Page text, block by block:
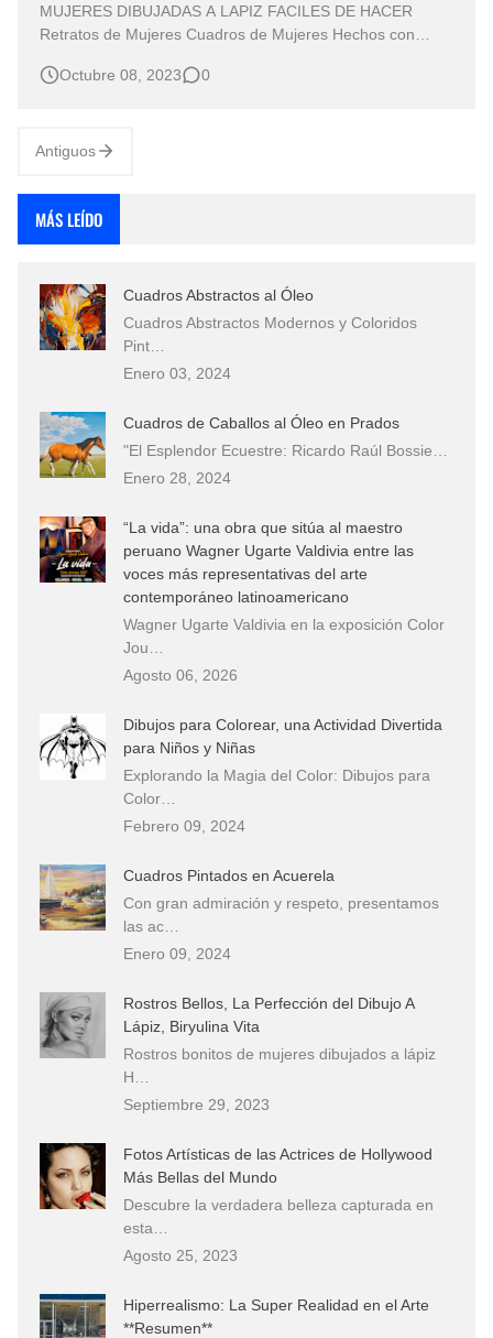
MUJERES DIBUJADAS A LAPIZ FACILES DE HACER
Retratos de Mujeres Cuadros de Mujeres Hechos con
Mujeres Mujeres en Ropa Interior Pintadas a Lápiz
Octubre 08, 2023 0
Antiguos
MÁS LEÍDO
Cuadros Abstractos al Óleo
Cuadros Abstractos Modernos y Coloridos
Pint…
Enero 03, 2024
Cuadros de Caballos al Óleo en Prados
"El Esplendor Ecuestre: Ricardo Raúl Bossie…
Enero 28, 2024
“La vida”: una obra que sitúa al maestro
peruano Wagner Ugarte Valdivia entre las
voces más representativas del arte
contemporáneo latinoamericano
Wagner Ugarte Valdivia en la exposición Color
Jou…
Agosto 06, 2026
Dibujos para Colorear, una Actividad Divertida
para Niños y Niñas
Explorando la Magia del Color: Dibujos para
Color…
Febrero 09, 2024
Cuadros Pintados en Acuerela
Con gran admiración y respeto, presentamos
las ac…
Enero 09, 2024
Rostros Bellos, La Perfección del Dibujo A
Lápiz, Biryulina Vita
Rostros bonitos de mujeres dibujados a lápiz
H…
Septiembre 29, 2023
Fotos Artísticas de las Actrices de Hollywood
Más Bellas del Mundo
Descubre la verdadera belleza capturada en
esta…
Agosto 25, 2023
Hiperrealismo: La Super Realidad en el Arte
**Resumen**